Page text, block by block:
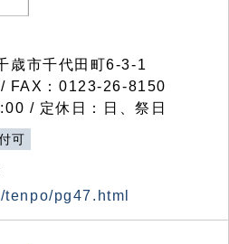
市千代田町6-3-1
FAX：0123-26-8150
/ 定休日：日、祭日
可
pg47.html